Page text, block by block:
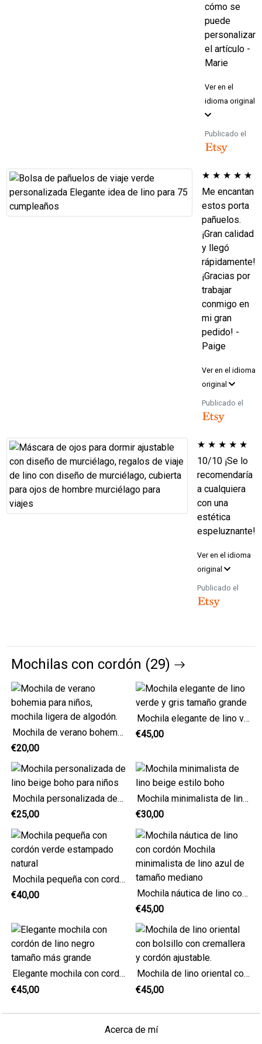
cómo se
puede
personalizar
el artículo -
Marie
Ver en el
idioma original
Publicado el
★ ★ ★ ★ ★
Me encantan
estos porta
pañuelos.
¡Gran calidad
y llegó
rápidamente!
¡Gracias por
trabajar
conmigo en
mi gran
pedido! -
Paige
Ver en el idioma
original
Publicado el
★ ★ ★ ★ ★
10/10 ¡Se lo
recomendaría
a cualquiera
con una
estética
espeluznante!
Ver en el idioma
original
Publicado el
Mochilas con cordón (29)
Mochila de verano bohemia para niños, mochila ligera de algodón.
€20,00
Mochila elegante de lino verde y gris tamaño grande
€45,00
Mochila personalizada de lino beige boho para niños
€25,00
Mochila minimalista de lino beige estilo boho
€30,00
Mochila pequeña con cordón verde estampado natural
€40,00
Mochila náutica de lino con cordón Mochila minimalista de lino azul de tamaño mediano
€45,00
Elegante mochila con cordón de lino negro tamaño más grande
€45,00
Mochila de lino oriental con bolsillo con cremallera y cordón ajustable.
€45,00
Acerca de mí